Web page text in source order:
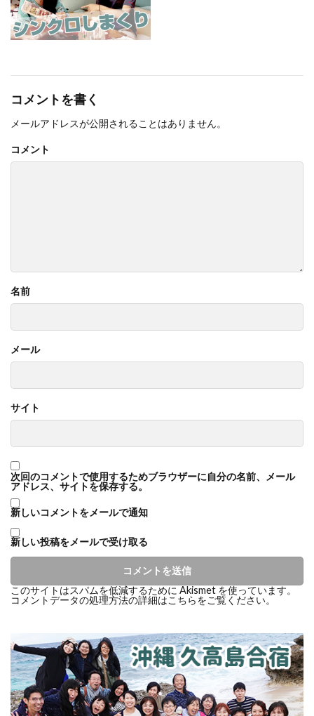
コメントを書く
メールアドレスが公開されることはありません。
コメント
名前
メール
サイト
次回のコメントで使用するためブラウザーに自分の名前、メール
アドレス、サイトを保存する。
新しいコメントをメールで通知
新しい投稿をメールで受け取る
このサイトはスパムを低減するために Akismet を使っています。
コメントデータの処理方法の詳細はこちらをご覧ください。